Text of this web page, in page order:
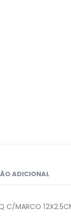
ADICIONAL
C/MARCO